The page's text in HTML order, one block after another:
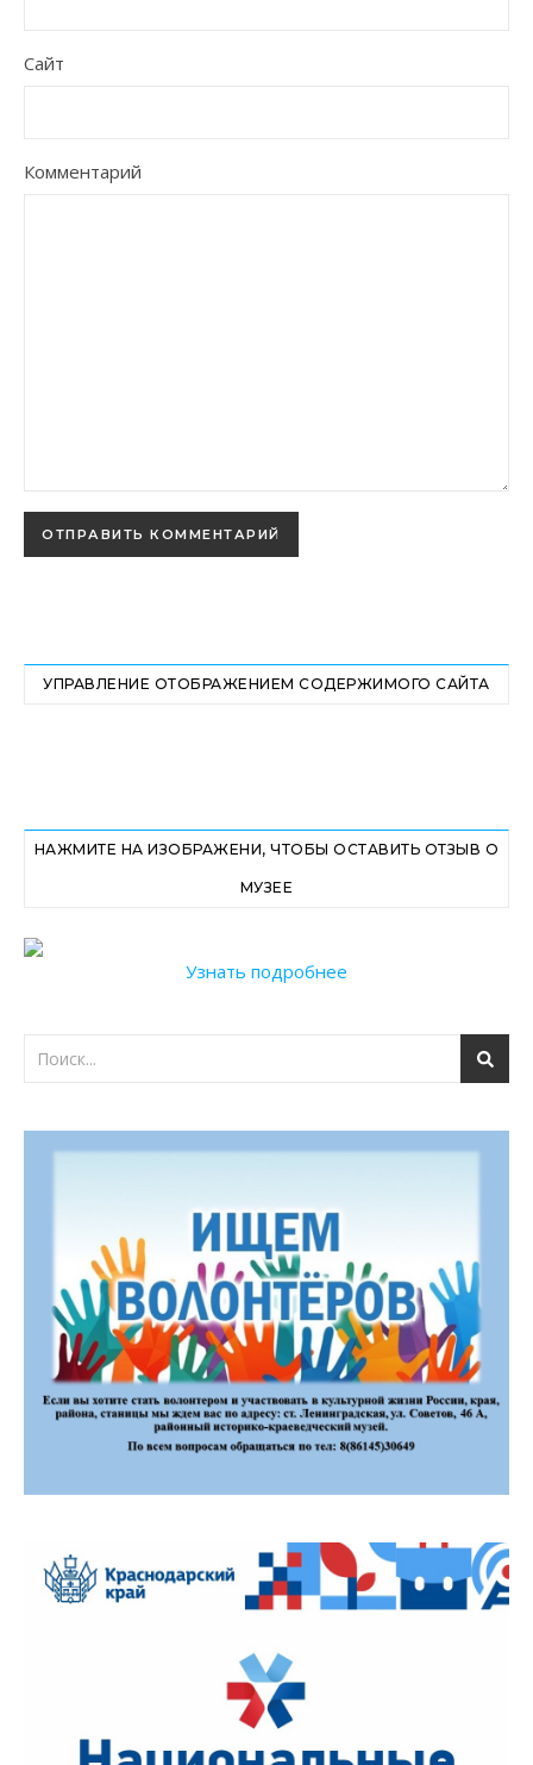
Сайт
Комментарий
УПРАВЛЕНИЕ ОТОБРАЖЕНИЕМ СОДЕРЖИМОГО САЙТА
НАЖМИТЕ НА ИЗОБРАЖЕНИ, ЧТОБЫ ОСТАВИТЬ ОТЗЫВ О
МУЗЕЕ
Узнать подробнее